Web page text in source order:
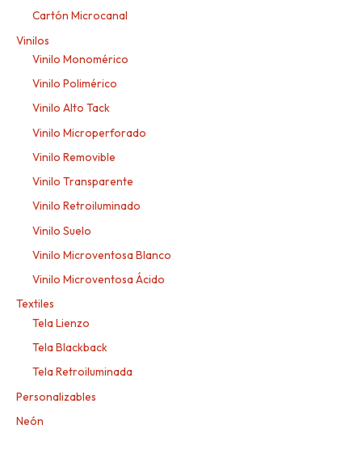
Cartón Microcanal
Vinilos
Vinilo Monomérico
Vinilo Polimérico
Vinilo Alto Tack
Vinilo Microperforado
Vinilo Removible
Vinilo Transparente
Vinilo Retroiluminado
Vinilo Suelo
Vinilo Microventosa Blanco
Vinilo Microventosa Ácido
Textiles
Tela Lienzo
Tela Blackback
Tela Retroiluminada
Personalizables
Neón